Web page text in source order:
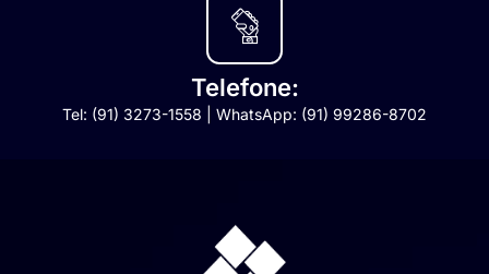
Telefone:
Tel: (91) 3273-1558 | WhatsApp: (91) 99286-8702